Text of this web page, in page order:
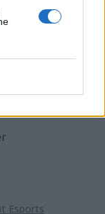
prezentuje się
Esports